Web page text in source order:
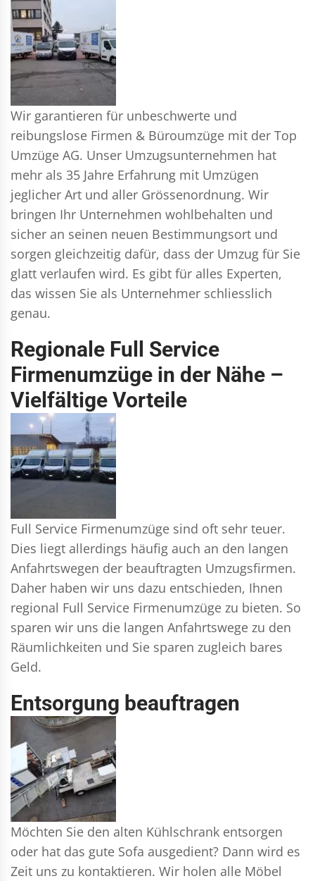
Wir garantieren für unbeschwerte und
reibungslose Firmen & Büroumzüge mit der Top
Umzüge AG. Unser Umzugsunternehmen hat
mehr als 35 Jahre Erfahrung mit Umzügen
jeglicher Art und aller Grössenordnung. Wir
bringen Ihr Unternehmen wohlbehalten und
sicher an seinen neuen Bestimmungsort und
sorgen gleichzeitig dafür, dass der Umzug für Sie
glatt verlaufen wird. Es gibt für alles Experten,
das wissen Sie als Unternehmer schliesslich
genau.
Regionale Full Service
Firmenumzüge in der Nähe –
Vielfältige Vorteile
Full Service Firmenumzüge sind oft sehr teuer.
Dies liegt allerdings häufig auch an den langen
Anfahrtswegen der beauftragten Umzugsfirmen.
Daher haben wir uns dazu entschieden, Ihnen
regional Full Service Firmenumzüge zu bieten. So
sparen wir uns die langen Anfahrtswege zu den
Räumlichkeiten und Sie sparen zugleich bares
Geld.
Entsorgung beauftragen
Möchten Sie den alten Kühlschrank entsorgen
oder hat das gute Sofa ausgedient? Dann wird es
Zeit uns zu kontaktieren. Wir holen alle Möbel